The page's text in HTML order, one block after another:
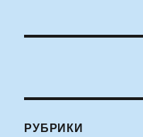
РУБРИКИ